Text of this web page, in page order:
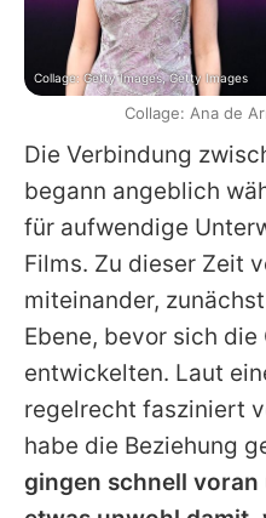
Die Verbindung
begann angeblich
für aufwendige
Films. Zu dieser Zeit
miteinander,
Ebene, bevor sich
entwickelten. Laut
regelrecht fasziniert
habe die Beziehung
gingen schnell
Collage: Getty Images, Getty Images
Collage: Ana de